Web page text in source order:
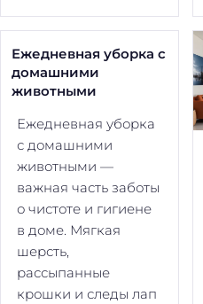
Ежедневная уборка с
домашними
животными
Ежедневная уборка
с домашними
животными —
важная часть заботы
о чистоте и гигиене
в доме. Мягкая
шерсть,
рассыпанные
крошки и следы лап